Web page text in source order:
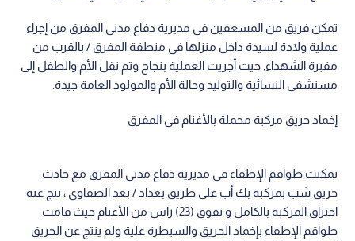
تمكن فريق من المسعفين في مديرية دفاع مدني المفرق من إجراء
عملية ولادة لسيدة داخل منزلها في منطقة المفرق / بالقرب من
مقبرة الشهداء, حيث أجريت العملية بنجاح وتم نقل الأم والطفل إلى
مستشفى النسائية والتوليد وحالة الأم والمولود العامة جيدة.
إخماد حريق مركبة محملة بالأغنام في المفرق
تمكنت طواقم الإطفاء في مديرية دفاع مدني المفرق مع حادث
حريق شب بمركبة بك أب على طريق بغداد / بعد الصفاوي ، نتج عنه
احتراق المركبة بالكامل و نفوق (23) راس من الأغنام حيث قامت
طواقم الإطفاء بإخماد الحريق والسيطرة علية ولم ينتج عن الحريق